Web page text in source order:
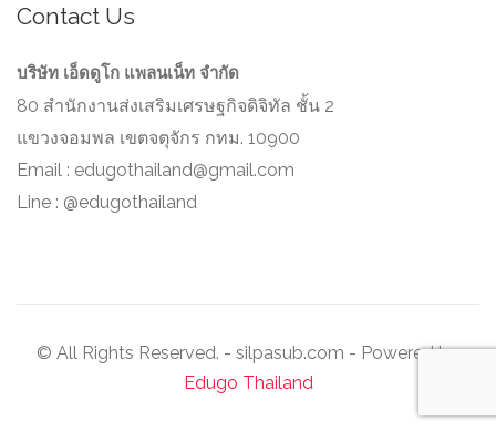
Contact Us
บริษัท เอ็ดดูโก แพลนเน็ท จำกัด
80 สำนักงานส่งเสริมเศรษฐกิจดิจิทัล ชั้น 2
แขวงจอมพล เขตจตุจักร กทม. 10900
Email : edugothailand@gmail.com
Line : @edugothailand
© All Rights Reserved. - silpasub.com - Powered by
Edugo Thailand